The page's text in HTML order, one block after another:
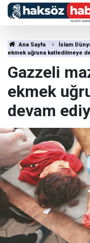
Ana Sayfa İslam
ekmek uğruna katledilmeye
Gazzeli
ekmek
devam